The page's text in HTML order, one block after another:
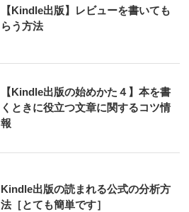
【Kindle出版】レビューを書いても
らう方法
【Kindle出版の始めかた４】本を書
くときに役立つ文章に関するコツ情
報
Kindle出版の読まれる公式の分析方
法［とても簡単です］